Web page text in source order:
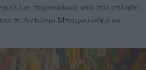
παρουσίασε στο πολυπληθές
π. Αντώνιο Μπαφαλούκο να